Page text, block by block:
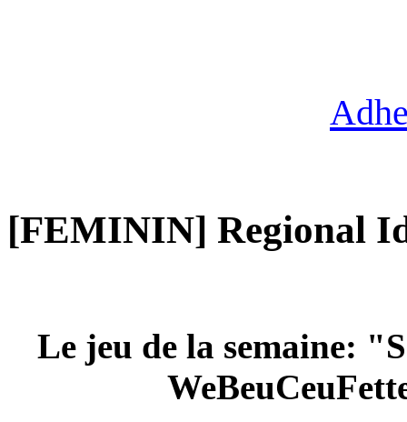
[FEMININ] Regional
Le jeu de la semaine: